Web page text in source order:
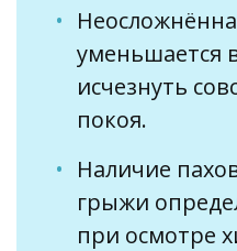
уменьшается
исчезнуть
покоя.
Наличие
грыжи
при осмотре